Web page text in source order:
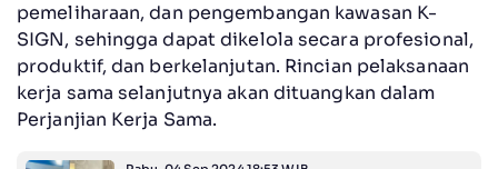
pemeliharaan, dan pengembangan kawasan K-
SIGN, sehingga dapat dikelola secara profesional,
produktif, dan berkelanjutan. Rincian pelaksanaan
kerja sama selanjutnya akan dituangkan dalam
Perjanjian Kerja Sama.